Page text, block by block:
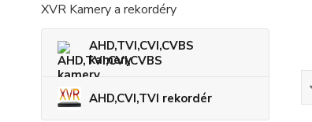
XVR Kamery a rekordéry
AHD,TVI,CVI,CVBS
kamery
AHD,CVI,TVI rekordér